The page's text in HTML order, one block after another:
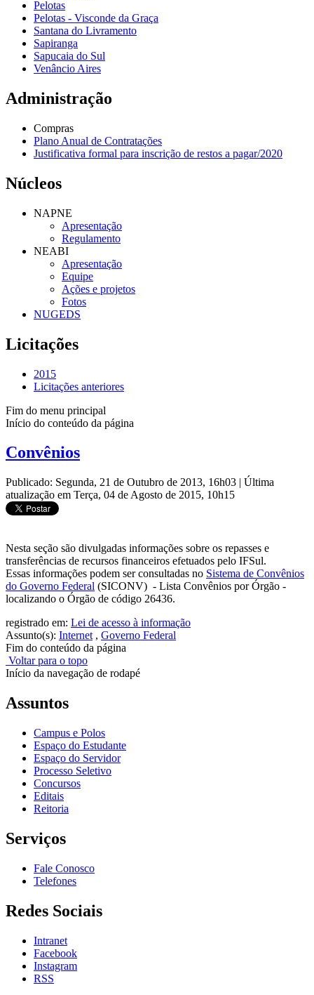
Pelotas
Pelotas - Visconde da Graça
Santana do Livramento
Sapiranga
Sapucaia do Sul
Venâncio Aires
Administração
Compras
Plano Anual de Contratações
Justificativa formal para inscrição de restos a pagar/2020
Núcleos
NAPNE
Apresentação
Regulamento
NEABI
Apresentação
Equipe
Ações e projetos
Fotos
NUGEDS
Licitações
2015
Licitações anteriores
Fim do menu principal
Início do conteúdo da página
Convênios
Publicado: Segunda, 21 de Outubro de 2013, 16h03 | Última
atualização em Terça, 04 de Agosto de 2015, 10h15
Nesta seção são divulgadas informações sobre os repasses e
transferências de recursos financeiros efetuados pelo IFSul.
Essas informações podem ser consultadas no Sistema de Convênios
do Governo Federal (SICONV) - Lista Convênios por Órgão -
localizando o Órgão de código 26436.
registrado em: Lei de acesso à informação
Assunto(s): Internet , Governo Federal
Fim do conteúdo da página
Voltar para o topo
Início da navegação de rodapé
Assuntos
Campus e Polos
Espaço do Estudante
Espaço do Servidor
Processo Seletivo
Concursos
Editais
Reitoria
Serviços
Fale Conosco
Telefones
Redes Sociais
Intranet
Facebook
Instagram
RSS